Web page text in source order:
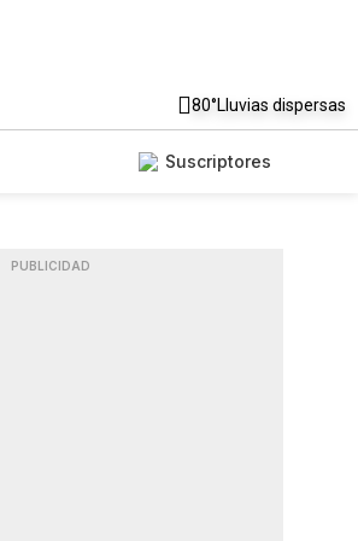
80°Lluvias dispersas
Suscriptores
PUBLICIDAD